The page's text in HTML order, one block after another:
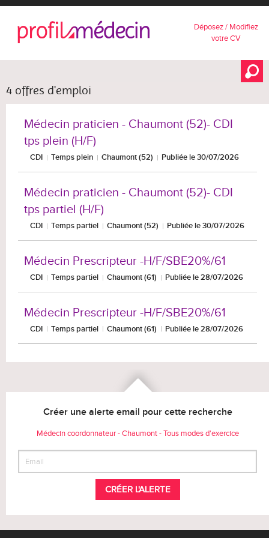
Déposez / Modifiez
votre CV
4 offres d'emploi
Médecin praticien - Chaumont (52)- CDI
tps plein (H/F)
CDI Temps plein Chaumont (52) Publiée le 30/07/2026
Médecin praticien - Chaumont (52)- CDI
tps partiel (H/F)
CDI Temps partiel Chaumont (52) Publiée le 30/07/2026
Médecin Prescripteur -H/F/SBE20%/61
CDI Temps partiel Chaumont (61) Publiée le 28/07/2026
Médecin Prescripteur -H/F/SBE20%/61
CDI Temps partiel Chaumont (61) Publiée le 28/07/2026
Créer une alerte email pour cette recherche
Médecin coordonnateur - Chaumont - Tous modes d'exercice
CRÉER L'ALERTE